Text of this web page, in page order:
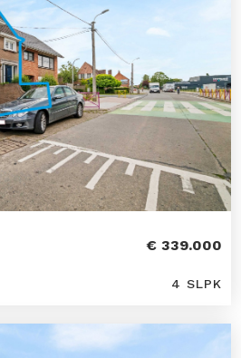
€ 339.000
4 SLPK